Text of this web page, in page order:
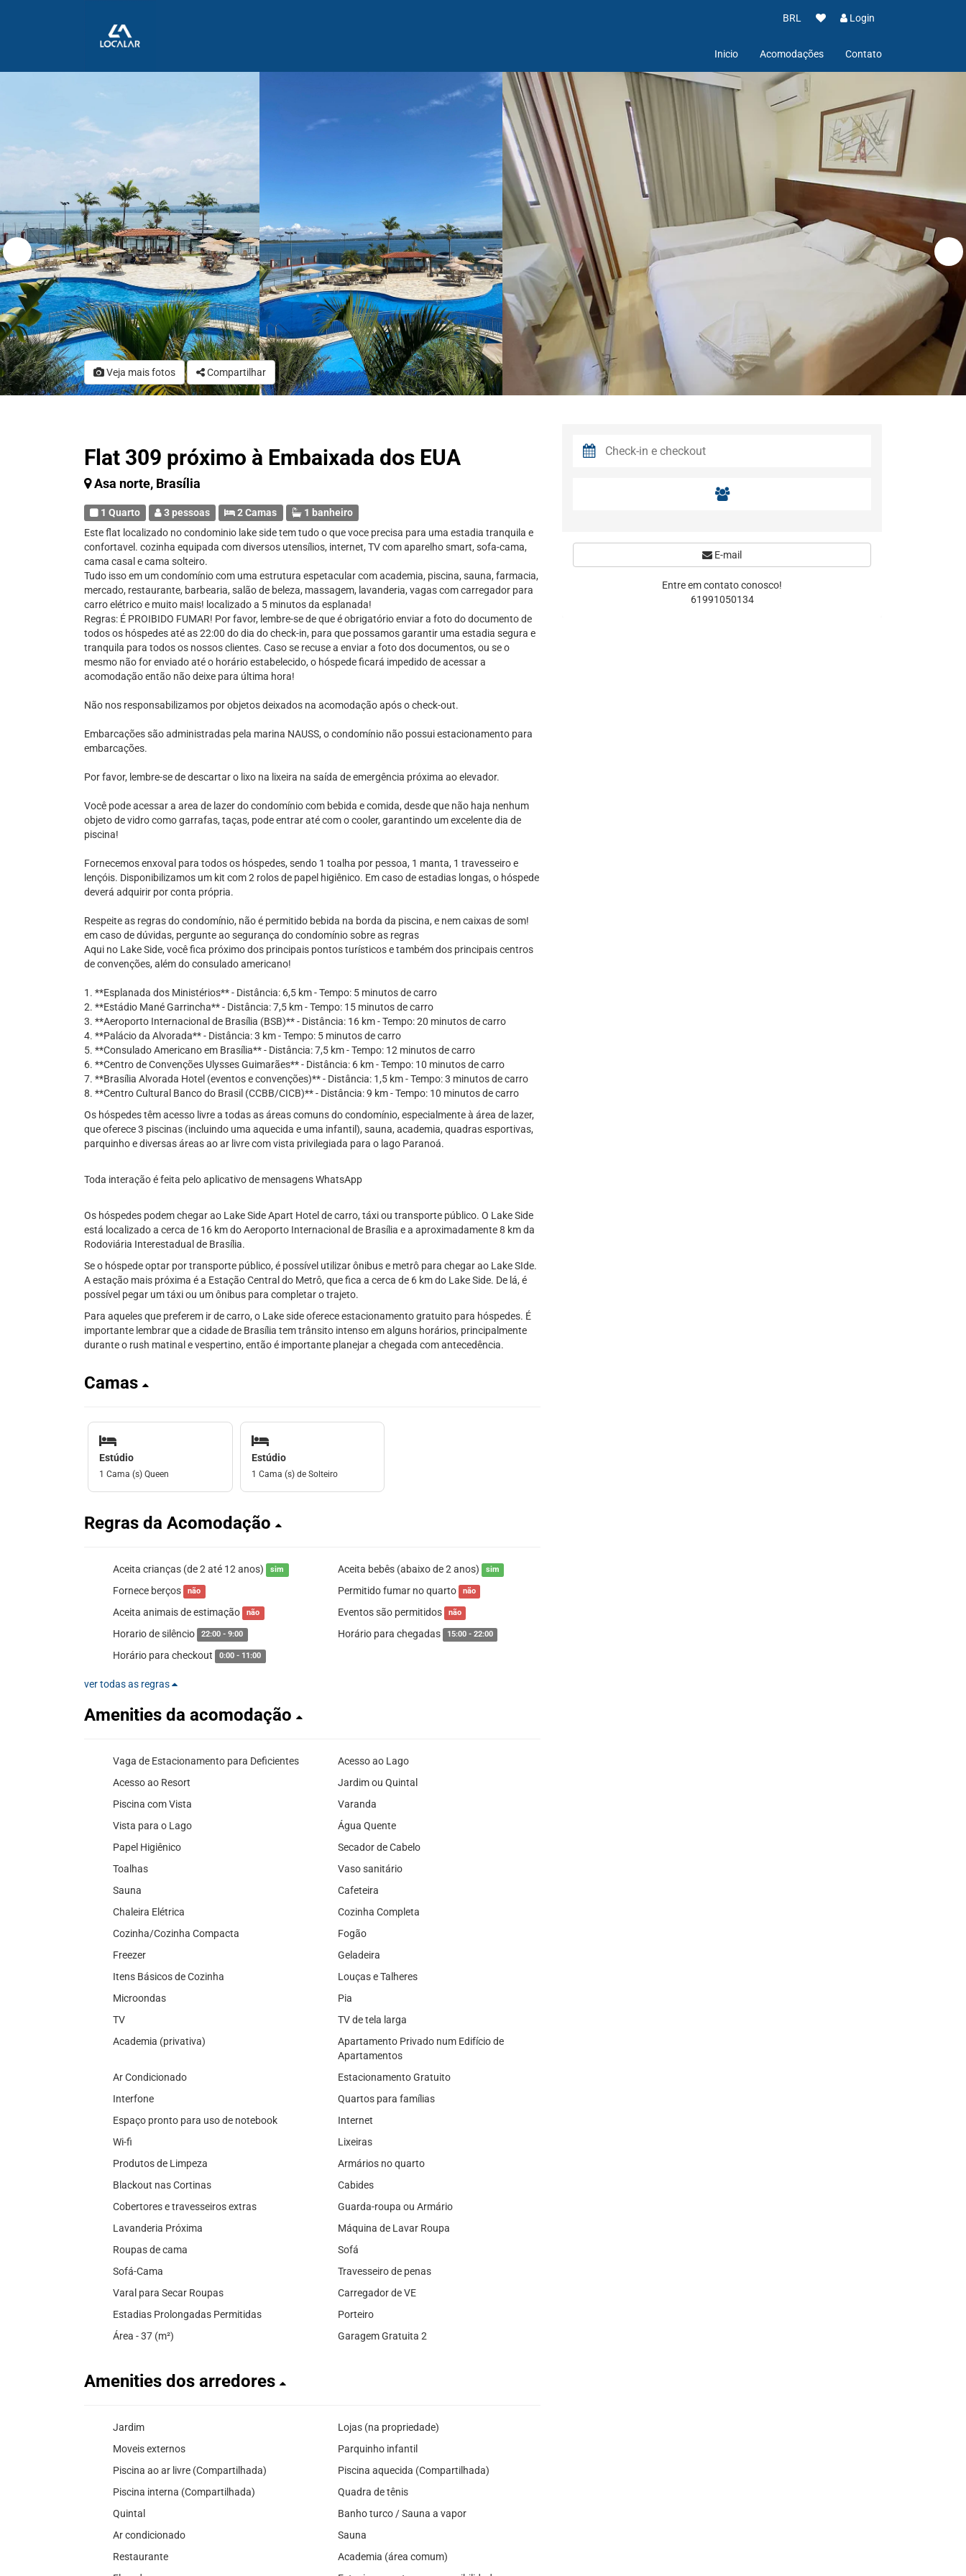
BRL Login
Inicio Acomodações Contato
Veja mais fotos Compartilhar
Flat 309 próximo à Embaixada dos EUA
Asa norte, Brasília
1 Quarto 3 pessoas 2 Camas
1 banheiro
Este flat localizado no condominio lake side tem tudo o que voce precisa para uma estadia tranquila e
confortavel. cozinha equipada com diversos utensílios, internet, TV com aparelho smart, sofa-cama,
cama casal e cama solteiro.
Tudo isso em um condomínio com uma estrutura espetacular com academia, piscina, sauna, farmacia,
mercado, restaurante, barbearia, salão de beleza, massagem, lavanderia, vagas com carregador para
carro elétrico e muito mais! localizado a 5 minutos da esplanada!
Regras: É PROIBIDO FUMAR! Por favor, lembre-se de que é obrigatório enviar a foto do documento de
todos os hóspedes até as 22:00 do dia do check-in, para que possamos garantir uma estadia segura e
tranquila para todos os nossos clientes. Caso se recuse a enviar a foto dos documentos, ou se o
mesmo não for enviado até o horário estabelecido, o hóspede ficará impedido de acessar a
acomodação então não deixe para última hora!
Não nos responsabilizamos por objetos deixados na acomodação após o check-out.
Embarcações são administradas pela marina NAUSS, o condomínio não possui estacionamento para
embarcações.
Por favor, lembre-se de descartar o lixo na lixeira na saída de emergência próxima ao elevador.
Você pode acessar a area de lazer do condomínio com bebida e comida, desde que não haja nenhum
objeto de vidro como garrafas, taças, pode entrar até com o cooler, garantindo um excelente dia de
piscina!
Fornecemos enxoval para todos os hóspedes, sendo 1 toalha por pessoa, 1 manta, 1 travesseiro e
lençóis. Disponibilizamos um kit com 2 rolos de papel higiênico. Em caso de estadias longas, o hóspede
deverá adquirir por conta própria.
Respeite as regras do condomínio, não é permitido bebida na borda da piscina, e nem caixas de som!
em caso de dúvidas, pergunte ao segurança do condomínio sobre as regras
Aqui no Lake Side, você fica próximo dos principais pontos turísticos e também dos principais centros
de convenções, além do consulado americano!
1. **Esplanada dos Ministérios** - Distância: 6,5 km - Tempo: 5 minutos de carro
2. **Estádio Mané Garrincha** - Distância: 7,5 km - Tempo: 15 minutos de carro
3. **Aeroporto Internacional de Brasília (BSB)** - Distância: 16 km - Tempo: 20 minutos de carro
4. **Palácio da Alvorada** - Distância: 3 km - Tempo: 5 minutos de carro
5. **Consulado Americano em Brasília** - Distância: 7,5 km - Tempo: 12 minutos de carro
6. **Centro de Convenções Ulysses Guimarães** - Distância: 6 km - Tempo: 10 minutos de carro
7. **Brasília Alvorada Hotel (eventos e convenções)** - Distância: 1,5 km - Tempo: 3 minutos de carro
8. **Centro Cultural Banco do Brasil (CCBB/CICB)** - Distância: 9 km - Tempo: 10 minutos de carro
Os hóspedes têm acesso livre a todas as áreas comuns do condomínio, especialmente à área de lazer,
que oferece 3 piscinas (incluindo uma aquecida e uma infantil), sauna, academia, quadras esportivas,
parquinho e diversas áreas ao ar livre com vista privilegiada para o lago Paranoá.
Toda interação é feita pelo aplicativo de mensagens WhatsApp
Os hóspedes podem chegar ao Lake Side Apart Hotel de carro, táxi ou transporte público. O Lake Side
está localizado a cerca de 16 km do Aeroporto Internacional de Brasília e a aproximadamente 8 km da
Rodoviária Interestadual de Brasília.
Se o hóspede optar por transporte público, é possível utilizar ônibus e metrô para chegar ao Lake SIde.
A estação mais próxima é a Estação Central do Metrô, que fica a cerca de 6 km do Lake Side. De lá, é
possível pegar um táxi ou um ônibus para completar o trajeto.
Para aqueles que preferem ir de carro, o Lake side oferece estacionamento gratuito para hóspedes. É
importante lembrar que a cidade de Brasília tem trânsito intenso em alguns horários, principalmente
durante o rush matinal e vespertino, então é importante planejar a chegada com antecedência.
Camas
Estúdio
1 Cama (s) Queen
Estúdio
1 Cama (s) de Solteiro
Regras da Acomodação
Aceita crianças (de 2 até 12 anos) sim Aceita bebês (abaixo de 2 anos) sim
Fornece berços não Permitido fumar no quarto não
Aceita animais de estimação não Eventos são permitidos não
Horario de silêncio 22:00 - 9:00 Horário para chegadas 15:00 - 22:00
Horário para checkout 0:00 - 11:00
ver todas as regras
Amenities da acomodação
Vaga de Estacionamento para Deficientes
Acesso ao Lago
Acesso ao Resort
Jardim ou Quintal
Piscina com Vista
Varanda
Vista para o Lago
Água Quente
Papel Higiênico
Secador de Cabelo
Toalhas
Vaso sanitário
Sauna
Cafeteira
Chaleira Elétrica
Cozinha Completa
Cozinha/Cozinha Compacta
Fogão
Freezer
Geladeira
Itens Básicos de Cozinha
Louças e Talheres
Microondas
Pia
TV
TV de tela larga
Academia (privativa)
Apartamento Privado num Edifício de
Apartamentos
Ar Condicionado
Estacionamento Gratuito
Interfone
Quartos para famílias
Espaço pronto para uso de notebook
Internet
Wi-fi
Lixeiras
Produtos de Limpeza
Armários no quarto
Blackout nas Cortinas
Cabides
Cobertores e travesseiros extras
Guarda-roupa ou Armário
Lavanderia Próxima
Máquina de Lavar Roupa
Roupas de cama
Sofá
Sofá-Cama
Travesseiro de penas
Varal para Secar Roupas
Carregador de VE
Estadias Prolongadas Permitidas
Porteiro
Área - 37 (m²)
Garagem Gratuita 2
Amenities dos arredores
Jardim
Lojas (na propriedade)
Moveis externos
Parquinho infantil
Piscina ao ar livre (Compartilhada)
Piscina aquecida (Compartilhada)
Piscina interna (Compartilhada)
Quadra de tênis
Quintal
Banho turco / Sauna a vapor
Ar condicionado
Sauna
Restaurante
Academia (área comum)
E-mail
Entre em contato conosco!
61991050134